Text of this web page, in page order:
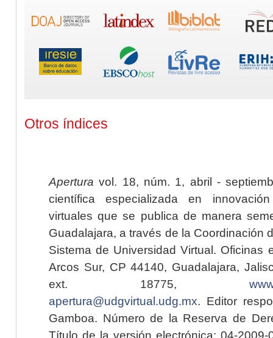
Otros índices
Apertura vol. 18, núm. 1, abril -
científica especializada en
virtuales que se publica de manera
Guadalajara, a través de la Coordinación
Sistema de Universidad Virtual. Oficinas
Arcos Sur, CP 44140, Guadalajara,
ext. 18775,
apertura@udgvirtual.udg.mx. Editor
Gamboa. Número de la Reserva de
Título de la versión electrónica: 04-2009-